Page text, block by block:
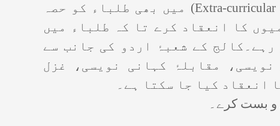
(Extra- میں بھی طلباء کو حصہ
کا انعقاد کرے تا کہ طلباء میں
رہے۔کالج کے شعبۂ اردو کی جانب سے
مقابلۂ کہانی نویسی، غزل
انعقاد کیا جا سکتا ہے۔